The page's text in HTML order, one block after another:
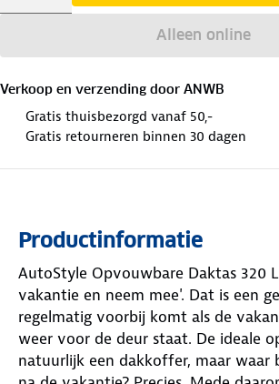
Alleen online
Verkoop en verzending door ANWB
Gratis thuisbezorgd vanaf 50,-
Gratis retourneren binnen 30 dagen
Productinformatie
AutoStyle Opvouwbare Daktas 320
vakantie en neem mee'. Dat is een
regelmatig voorbij komt als de
weer voor de deur staat. De ideale
natuurlijk een dakkoffer, maar waar